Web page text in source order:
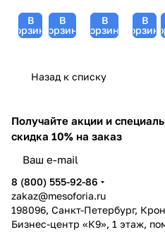
В
корзину
В
корзину
В
корзину
В
корзину
Назад к списку
Получайте акции и
скидка 10% на заказ
8 (800) 555-92-86
zakaz@mesoforia.ru
198096, Санкт-Петербург,
Бизнес-центр «К9», 1 этаж,